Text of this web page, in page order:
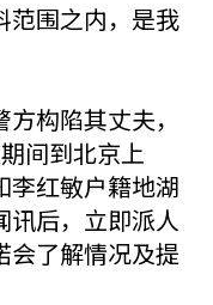
范围之内，是我
构陷其丈夫，
间到北京上
李红敏户籍地湖
讯后，立即派人
会了解情况及提